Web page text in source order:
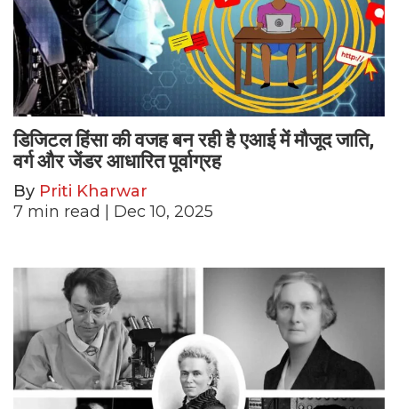
डिजिटल हिंसा की वजह बन रही है एआई में मौजूद जाति,
वर्ग और जेंडर आधारित पूर्वाग्रह
By Priti Kharwar
7 min read | Dec 10, 2025